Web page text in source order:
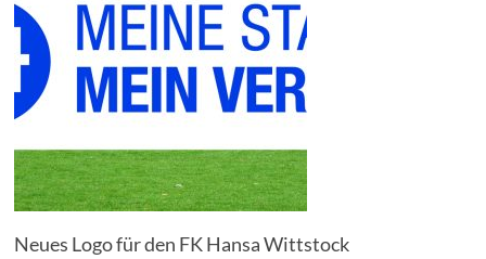
Neues Logo für den FK Hansa Wittstock